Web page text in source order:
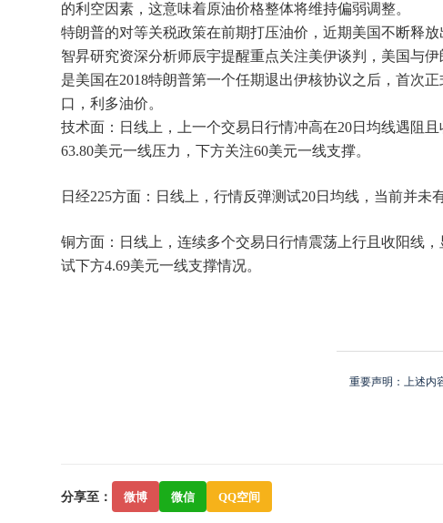
的利空因素，这意味着原油价格整体将维持偏弱调整。
特朗普的对等关税政策在前期打压油价，近期美国不断释
智昇研究资深分析师辰宇提醒重点关注美伊谈判，美国与
是美国在2018特朗普第一个任期退出伊核协议之后，首次
口，利多油价。
技术面：日线上，上一个交易日行情冲高在20日均线遇阻
63.80美元一线压力，下方关注60美元一线支撑。
日经225方面：日线上，行情反弹测试20日均线，当前并未
铜方面：日线上，连续多个交易日行情震荡上行且收阳线
试下方4.69美元一线支撑情况。
重要声明：上述内
分享至： 微博 微信 QQ空间